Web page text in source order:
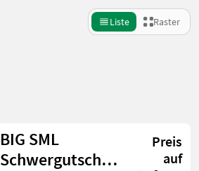
Liste Raster
Land Filter
BIG SML
Schwergutschaufel
Preis
auf